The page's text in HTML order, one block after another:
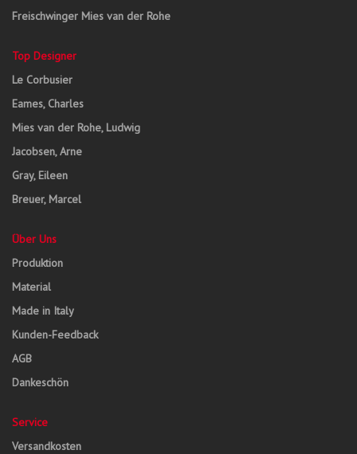
Freischwinger Mies van der Rohe
Top Designer
Le Corbusier
Eames, Charles
Mies van der Rohe, Ludwig
Jacobsen, Arne
Gray, Eileen
Breuer, Marcel
Über Uns
Produktion
Material
Made in Italy
Kunden-Feedback
AGB
Dankeschön
Service
Versandkosten